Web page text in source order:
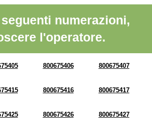
numerazioni,
l'operatore.
800675406 800675407
800675416 800675417
800675426 800675427